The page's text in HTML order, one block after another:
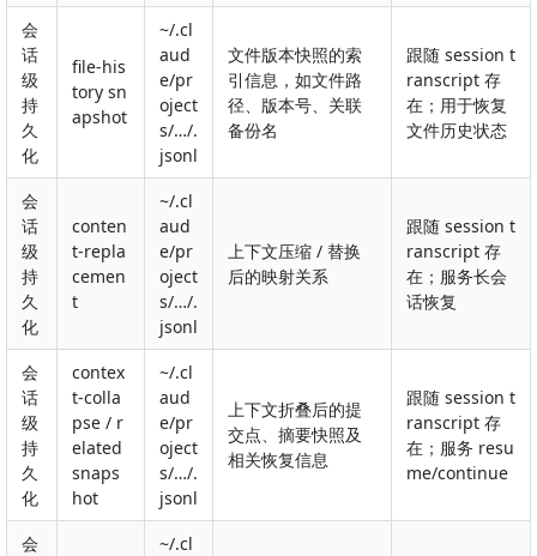
会
话
级
持
久
化
file-his
tory sn
apshot
~/.cl
aud
e/pr
oject
s/…/.
jsonl
文件版本快照的索
引信息，如文件路
径、版本号、关联
备份名
跟随 session t
ranscript 存
在；用于恢复
文件历史状态
会
话
级
持
久
化
conten
t-repla
cemen
t
~/.cl
aud
e/pr
oject
s/…/.
jsonl
上下文压缩 / 替换
后的映射关系
跟随 session t
ranscript 存
在；服务长会
话恢复
会
话
级
持
久
化
contex
t-colla
pse / r
elated
snaps
hot
~/.cl
aud
e/pr
oject
s/…/.
jsonl
上下文折叠后的提
交点、摘要快照及
相关恢复信息
跟随 session t
ranscript 存
在；服务 resu
me/continue
会
~/.cl